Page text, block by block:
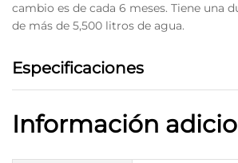
cambio es de cada 6 meses. Tiene una
de más de 5,500 litros de agua.
Especificaciones
Información